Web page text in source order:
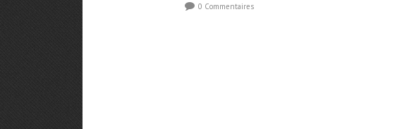
0 Commentaires